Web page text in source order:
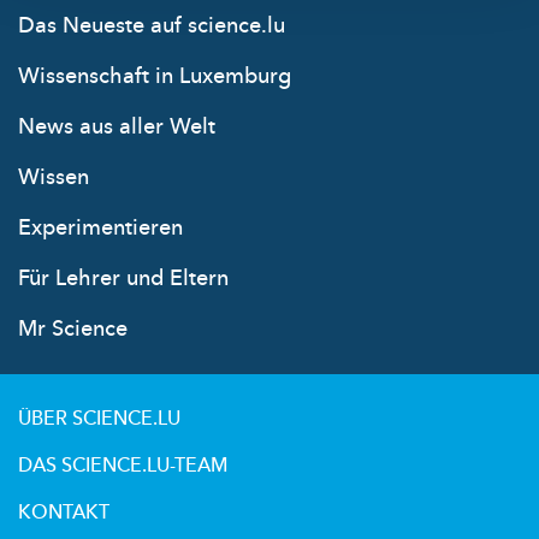
Das Neueste auf science.lu
Wissenschaft in Luxemburg
News aus aller Welt
Wissen
Experimentieren
Für Lehrer und Eltern
Mr Science
ÜBER SCIENCE.LU
DAS SCIENCE.LU-TEAM
KONTAKT